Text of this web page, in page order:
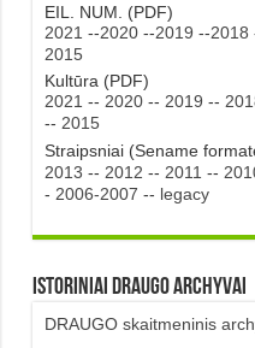
EIL. NUM. (PDF)
2021 --2020--2019 --2018
2015
Kultūra (PDF)
2021 -- 2020-- 2019 --
-- 2015
Straipsniai (Sename
2013 -- 2012 -- 2011 --
- 2006-2007 -- legacy
Istoriniai DRAUGO Archyvai
DRAUGO skaitmeninis